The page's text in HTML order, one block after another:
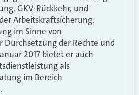
GKV-Rückkehr, und
Arbeitskraftsícherung.
im Sinne von
Durchsetzung der Rechte und
2017 bietet er auch
als
im Bereich